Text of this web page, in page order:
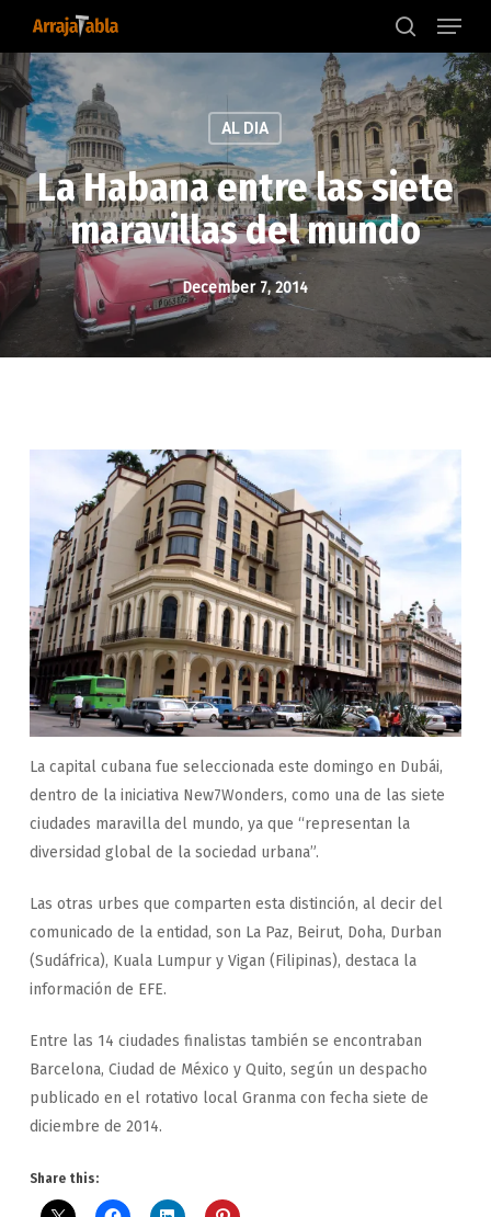
main
content
search
Menu
AL DIA
La Habana entre las siete
maravillas del mundo
December 7, 2014
La capital cubana fue seleccionada este domingo en Dubái,
dentro de la iniciativa New7Wonders, como una de las siete
ciudades maravilla del mundo, ya que “representan la
diversidad global de la sociedad urbana”.
Las otras urbes que comparten esta distinción, al decir del
comunicado de la entidad, son La Paz, Beirut, Doha, Durban
(Sudáfrica), Kuala Lumpur y Vigan (Filipinas), destaca la
información de EFE.
Entre las 14 ciudades finalistas también se encontraban
Barcelona, Ciudad de México y Quito, según un despacho
publicado en el rotativo local Granma con fecha siete de
diciembre de 2014.
Share this: